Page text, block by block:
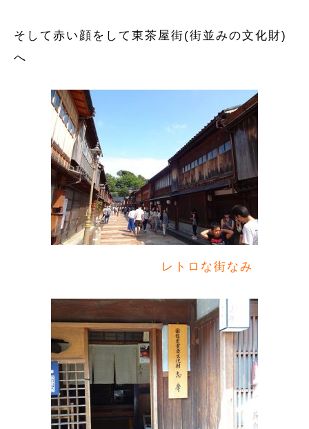
そして赤い顔をして東茶屋街(街並みの文化財)
へ
レトロな街なみ